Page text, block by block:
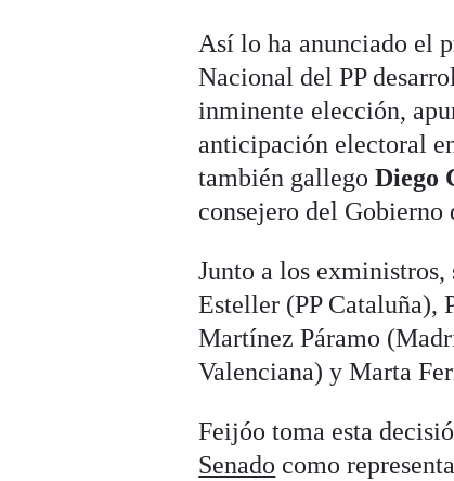
Así lo ha anunciado el
Nacional del PP
inminente elección,
anticipación electoral
también gallegoDiego
consejero del Gobierno
Junto a los
Esteller (PP Cataluña),
Martínez Páramo
Valenciana) y Marta
Feijóo toma esta
Senado como